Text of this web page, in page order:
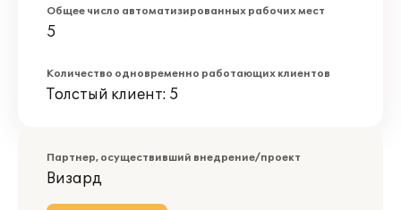
Общее число автоматизированных рабочих мест
5
Количество одновременно работающих клиентов
Толстый клиент: 5
Партнер, осуществивший внедрение/проект
Визард